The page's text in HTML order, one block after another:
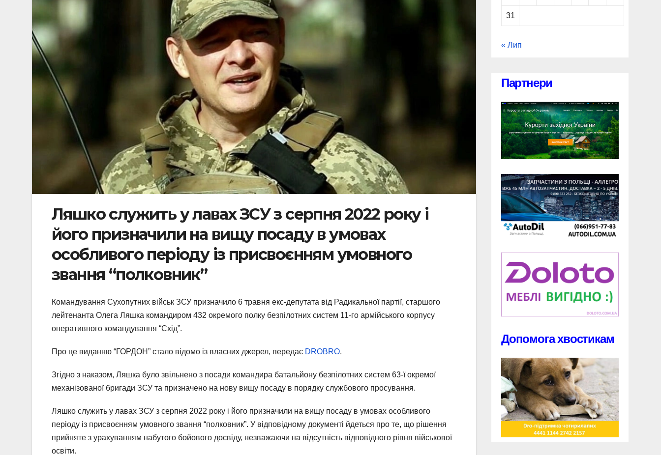
Ляшко служить у лавах ЗСУ з серпня 2022 року і
його призначили на вищу посаду в умовах
особливого періоду із присвоєнням умовного
звання “полковник”
Командування Сухопутних військ ЗСУ призначило 6 травня екс-депутата від Радикальної партії, старшого
лейтенанта Олега Ляшка командиром 432 окремого полку безпілотних систем 11-го армійського корпусу
оперативного командування “Схід”.
Про це виданню “ГОРДОН” стало відомо із власних джерел, передає DROBRO.
Згідно з наказом, Ляшка було звільнено з посади командира батальйону безпілотних систем 63-ї окремої
механізованої бригади ЗСУ та призначено на нову вищу посаду в порядку службового просування.
Ляшко служить у лавах ЗСУ з серпня 2022 року і його призначили на вищу посаду в умовах особливого
періоду із присвоєнням умовного звання “полковник”. У відповідному документі йдеться про те, що рішення
прийняте з урахуванням набутого бойового досвіду, незважаючи на відсутність відповідного рівня військової
освіти.
31
« Лип
Партнери
Допомога хвостикам